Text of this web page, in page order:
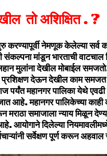
तोअशिक्षित. ?
करण्यापूर्वी नेमणूक केलेल्या सर्व
संकल्पना मांडून भारताची
मुलांना देखील मोबाईल
प्रशिक्षण देऊन देखील काम
महानगर पालिका येथे
आहे. महानगर पालिकेच्या काही
समाजाला न्याय मिळून
आयोगाने दिलेल्या
सर्वेक्षण पूर्ण करून